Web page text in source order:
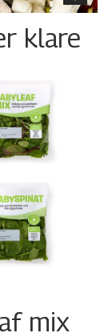
klare
mix